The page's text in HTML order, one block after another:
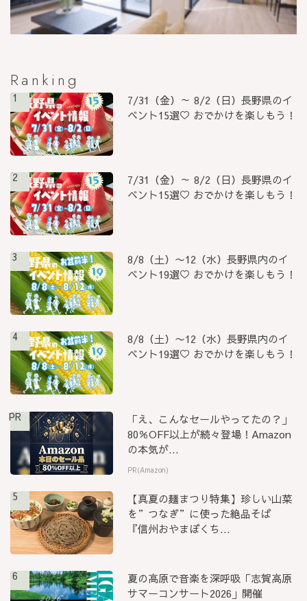
Ranking
1
7/31（金）～ 8/2（日）長野県のイ
ベント15選♡ おでかけを楽しもう！
2
7/31（金）～ 8/2（日）長野県のイ
ベント15選♡ おでかけを楽しもう！
3
8/8（土）〜12（水）長野県内のイ
ベント19選♡ おでかけを楽しもう！
4
8/8（土）〜12（水）長野県内のイ
ベント19選♡ おでかけを楽しもう！
PR
「え、こんなセールやってたの？」
80％OFF以上が続々登場！Amazon
の本気が...
PR(Amazon)
5
【真夏の麺まつり特集】珍しい山菜
を”つなぎ”に使った絶品そば
『信州おやまぼくち...
6
夏の高原で音楽を深呼吸「志賀高原
サマーコンサート2026」開催